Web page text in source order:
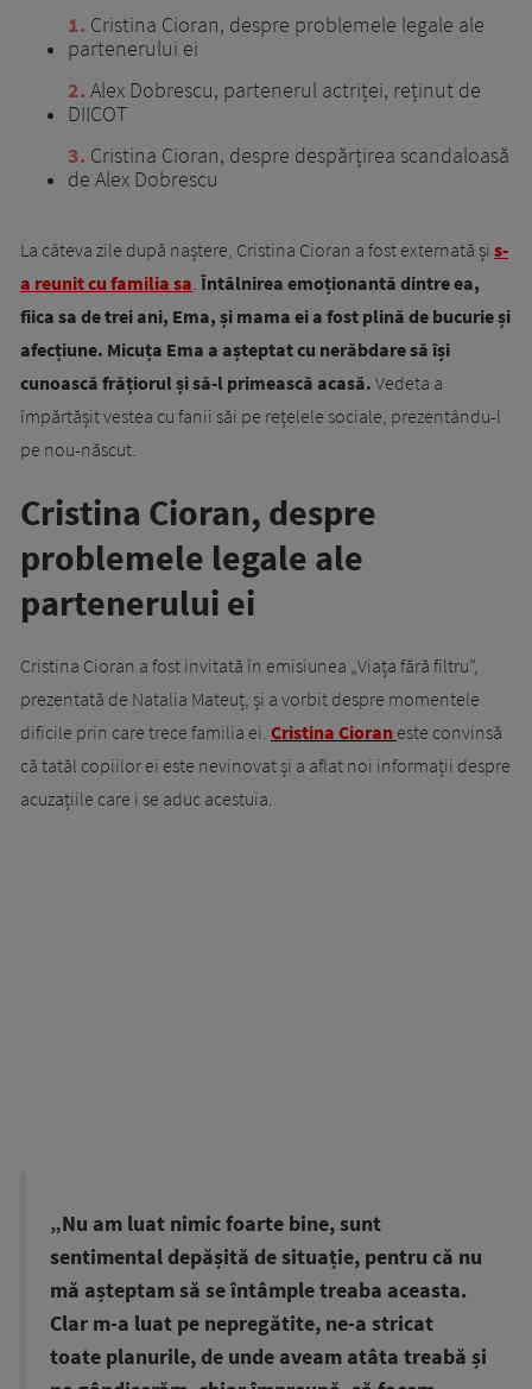
1 Cristina Cioran, despre problemele legale ale
partenerului ei
2 Alex Dobrescu, partenerul actriței, reținut de
DIICOT
3 Cristina Cioran, despre despărțirea scandaloasă
de Alex Dobrescu
La câteva zile după naștere, Cristina Cioran a fost externată și s-
a reunit cu familia sa. Întâlnirea emoționantă dintre ea,
fiica sa de trei ani, Ema, și mama ei a fost plină de bucurie și
afecțiune. Micuța Ema a așteptat cu nerăbdare să își
cunoască frățiorul și să-l primească acasă. Vedeta a
împărtășit vestea cu fanii săi pe rețelele sociale, prezentându-l
pe nou-născut.
Cristina Cioran, despre
problemele legale ale
partenerului ei
Cristina Cioran a fost invitată în emisiunea „Viața fără filtru”,
prezentată de Natalia Mateuț, și a vorbit despre momentele
dificile prin care trece familia ei. Cristina Cioran este convinsă
că tatăl copiilor ei este nevinovat și a aflat noi informații despre
acuzațiile care i se aduc acestuia.
„Nu am luat nimic foarte bine, sunt
sentimental depășită de situație, pentru că nu
mă așteptam să se întâmple treaba aceasta.
Clar m-a luat pe nepregătite, ne-a stricat
toate planurile, de unde aveam atâta treabă și